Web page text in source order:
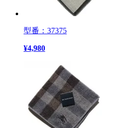
型番：37375
¥4,980